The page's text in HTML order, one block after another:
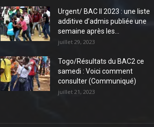
Urgent/ BAC II 2023 : une liste
additive d’admis publiée une
semaine après les...
juillet 29, 2023
Togo/Résultats du BAC2 ce
samedi : Voici comment
consulter (Communiqué)
juillet 21, 2023